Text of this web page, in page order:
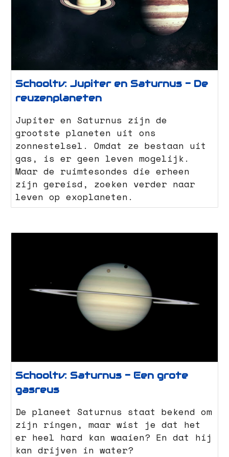
Schooltv: Jupiter en Saturnus - De
reuzenplaneten
Jupiter en Saturnus zijn de
grootste planeten uit ons
zonnestelsel. Omdat ze bestaan uit
gas, is er geen leven mogelijk.
Maar de ruimtesondes die erheen
zijn gereisd, zoeken verder naar
leven op exoplaneten.
Schooltv: Saturnus - Een grote
gasreus
De planeet Saturnus staat bekend om
zijn ringen, maar wist je dat het
er heel hard kan waaien? En dat hij
kan drijven in water?